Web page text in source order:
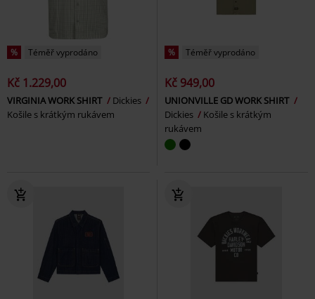
% Téměř vyprodáno
Kč 1.229,00
VIRGINIA WORK SHIRT
Dickies
Košile s krátkým rukávem
% Téměř vyprodáno
Kč 949,00
UNIONVILLE GD WORK SHIRT
Dickies
Košile s krátkým
rukávem